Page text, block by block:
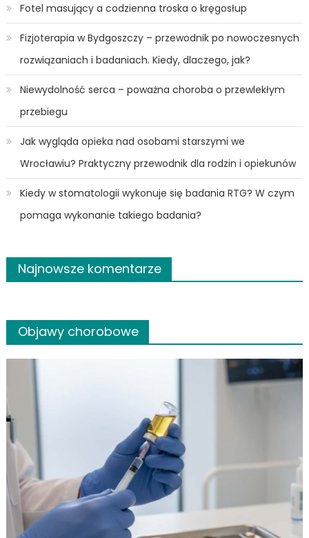
Fotel masujący a codzienna troska o kręgosłup
Fizjoterapia w Bydgoszczy – przewodnik po nowoczesnych
rozwiązaniach i badaniach. Kiedy, dlaczego, jak?
Niewydolność serca – poważna choroba o przewlekłym
przebiegu
Jak wygląda opieka nad osobami starszymi we
Wrocławiu? Praktyczny przewodnik dla rodzin i opiekunów
Kiedy w stomatologii wykonuje się badania RTG? W czym
pomaga wykonanie takiego badania?
Najnowsze komentarze
Objawy chorobowe